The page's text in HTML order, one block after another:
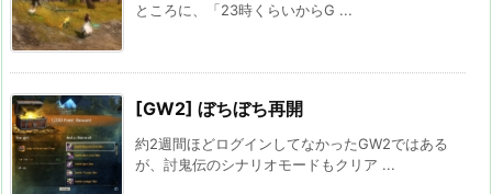
ところに、「23時くらいからG ...
[GW2] ぼちぼち再開
約2週間ほどログインしてなかったGW2ではある
が、討鬼伝のシナリオモードもクリア ...